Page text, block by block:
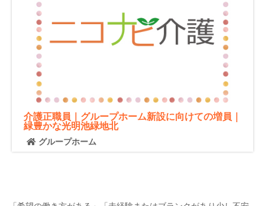
介護正職員｜グループホーム新設に向けての増員｜
緑豊かな光明池緑地北
グループホーム